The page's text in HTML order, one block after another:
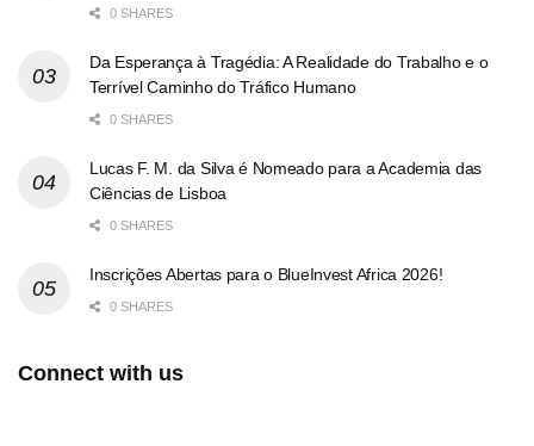
0 SHARES
Da Esperança à Tragédia: A Realidade do Trabalho e o
Terrível Caminho do Tráfico Humano
0 SHARES
Lucas F. M. da Silva é Nomeado para a Academia das
Ciências de Lisboa
0 SHARES
Inscrições Abertas para o BlueInvest Africa 2026!
0 SHARES
Connect with us